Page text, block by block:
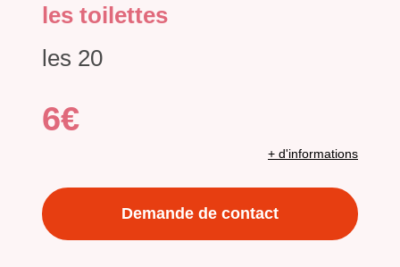
les toilettes
les 20
6€
+ d'informations
Demande de contact